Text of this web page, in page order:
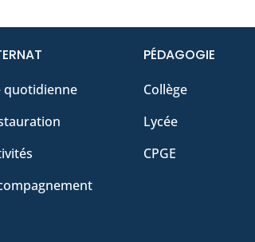
quotidienne
PÉDAGOGIE
Collège
Lycée
CPGE